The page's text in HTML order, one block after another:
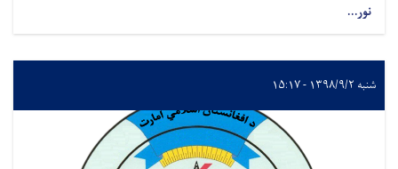
نور...
شنبه ۱۳۹۸/۹/۲ - ۱۵:۱۷